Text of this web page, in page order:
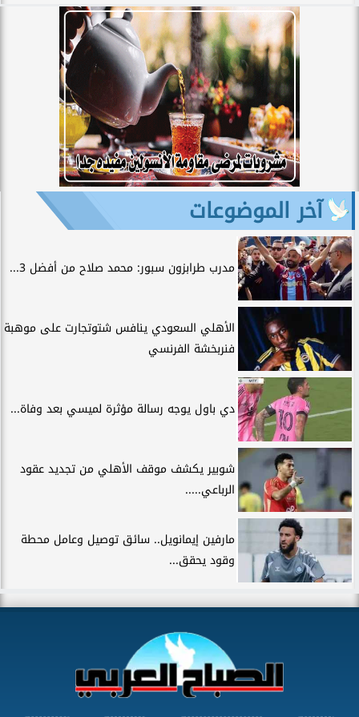
آخر الموضوعات
مدرب طرابزون سبور: محمد صلاح من أفضل 3...
الأهلي السعودي ينافس شتوتجارت على موهبة
فنربخشة الفرنسي
دي باول يوجه رسالة مؤثرة لميسي بعد وفاة...
شوبير يكشف موقف الأهلي من تجديد عقود
الرباعي.....
مارفين إيمانويل.. سائق توصيل وعامل محطة
وقود يحقق...